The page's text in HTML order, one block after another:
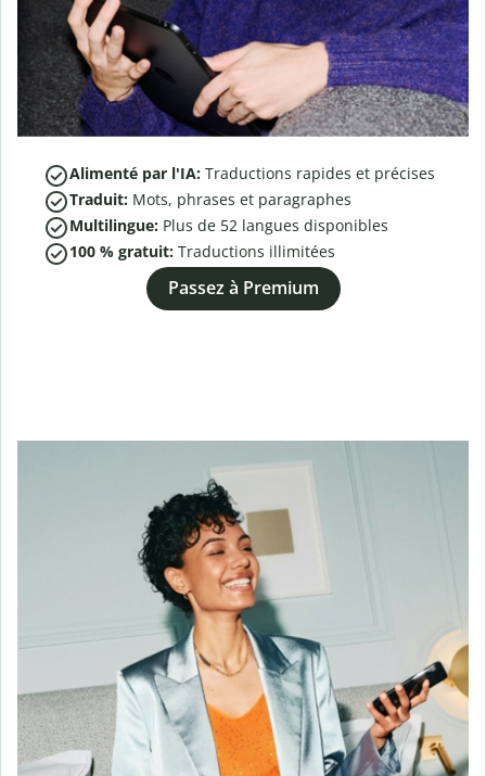
Alimenté par l'IA: Traductions rapides et précises
Traduit: Mots, phrases et paragraphes
Multilingue: Plus de 52 langues disponibles
100 % gratuit: Traductions illimitées
Passez à Premium